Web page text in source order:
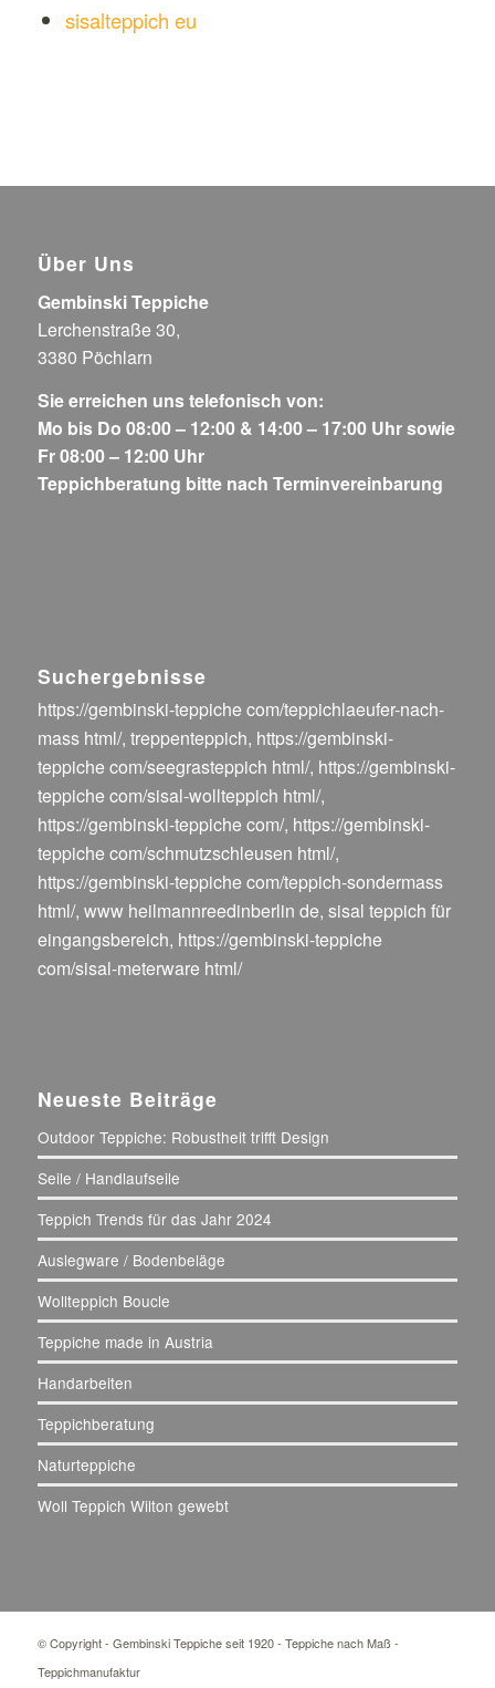
sisalteppich eu
Über Uns
Gembinski Teppiche
Lerchenstraße 30,
3380 Pöchlarn
Sie erreichen uns telefonisch von:
Mo bis Do 08:00 – 12:00 & 14:00 – 17:00 Uhr sowie
Fr 08:00 – 12:00 Uhr
Teppichberatung bitte nach Terminvereinbarung
Suchergebnisse
https://gembinski-teppiche com/teppichlaeufer-nach-
mass html/, treppenteppich, https://gembinski-
teppiche com/seegrasteppich html/, https://gembinski-
teppiche com/sisal-wollteppich html/,
https://gembinski-teppiche com/, https://gembinski-
teppiche com/schmutzschleusen html/,
https://gembinski-teppiche com/teppich-sondermass
html/, www heilmannreedinberlin de, sisal teppich für
eingangsbereich, https://gembinski-teppiche
com/sisal-meterware html/
Neueste Beiträge
Outdoor Teppiche: Robustheit trifft Design
Seile / Handlaufseile
Teppich Trends für das Jahr 2024
Auslegware / Bodenbeläge
Wollteppich Boucle
Teppiche made in Austria
Handarbeiten
Teppichberatung
Naturteppiche
Woll Teppich Wilton gewebt
© Copyright - Gembinski Teppiche seit 1920 - Teppiche nach Maß -
Teppichmanufaktur